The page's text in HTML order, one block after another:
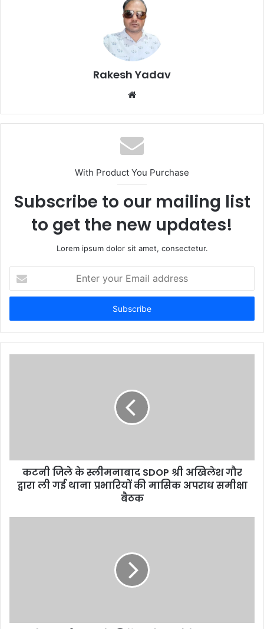
Rakesh Yadav
b
s
i
e
With Product You Purchase
Subscribe to our mailing list
to get the new updates!
Lorem ipsum dolor sit amet, consectetur.
t
r
y
s
कटनी जिले के स्लीमनाबाद SDOP श्री अखिलेश गौर
द्वारा ली गई थाना प्रभारियों की मासिक अपराध समीक्षा
बैठक